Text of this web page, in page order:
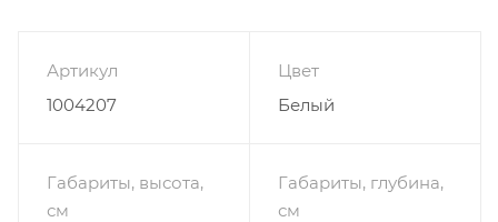
Артикул
1004207
Цвет
Белый
Габариты, высота,
см
Габариты, глубина,
см